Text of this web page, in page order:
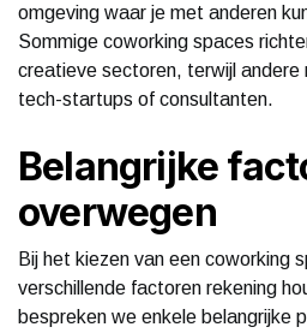
omgeving waar je met anderen
Sommige coworking spaces
creatieve sectoren, terwijl andere
tech-startups of consultanten.
Belangrijke
overwegen
Bij het kiezen van een coworking
verschillende factoren rekening
bespreken we enkele belangrijke